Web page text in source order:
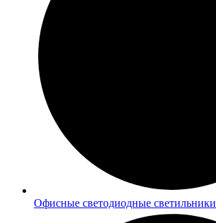
Офисные светодиодные светильники